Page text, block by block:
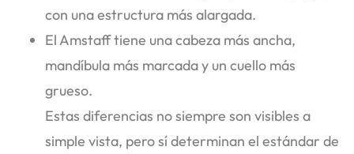
con una estructura más alargada.
El Amstaff tiene una cabeza más ancha,
mandíbula más marcada y un cuello más
grueso.
Estas diferencias no siempre son visibles a
simple vista, pero sí determinan el estándar de